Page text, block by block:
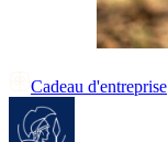
Cadeau d'entreprise